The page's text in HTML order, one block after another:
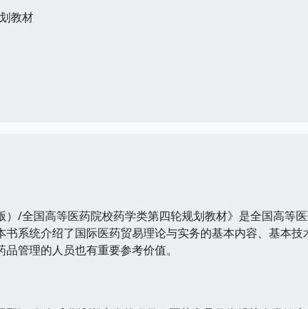
教材
/全国高等医药院校药学类第四轮规划教材》是全国高等
系统介绍了国际医药贸易理论与实务的基本内容、基本
管理的人员也有重要参考价值。